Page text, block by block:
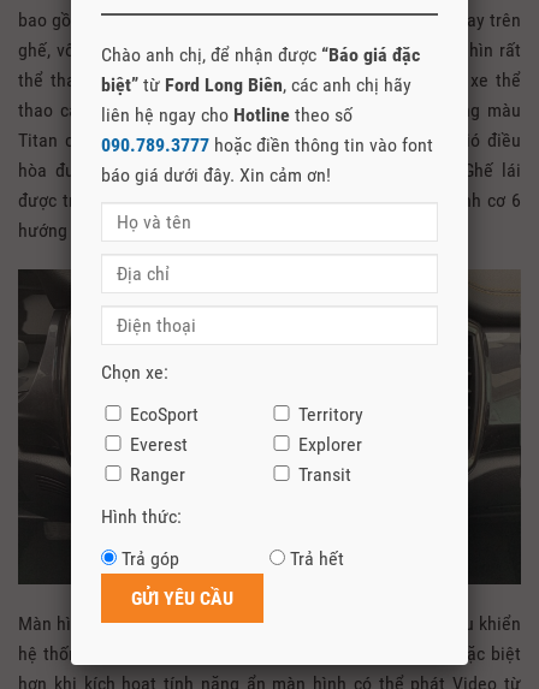
bao gồm ghế, vô lăng, phần trên mặt táp lô. Các đường may trên
ghế, vô lăng và mặt táp lô sử dụng chỉ màu vàng cam nhìn rất
thể thao và tinh tế, các chi tiết này giống với các dòng xe thể
thao cao cấp. Phía trước mặt táp lô sử dụng nhựa bóng màu
Titan có chữ Wildtrak nhận diện phiên bản, viền cửa gió điều
hòa được bọc kim loại thêm phần sang trọng cho xe. Ghế lái
được trang bị điều khiển điện 8 hướng, ghế bên điều chỉnh cơ 6
hướng tiện lợi.
Màn hình giải trí cảm ứng 8inch đặt ở vị trí trung tâm điều khiển
hệ thống điều hòa, hệ thống giải trí đa phương tiện. Và đặc biệt
hơn khi kích hoạt tính năng ẩn màn hình có thể phát Video từ
Chào anh chị, để nhận được “Báo giá đặc
biệt” từ Ford Long Biên, các anh chị hãy
liên hệ ngay cho Hotline theo số
090.789.3777 hoặc điền thông tin vào font
báo giá dưới đây. Xin cảm ơn!
Chọn xe:
EcoSport
Territory
Everest
Explorer
Ranger
Transit
Hình thức:
Trả góp
Trả hết